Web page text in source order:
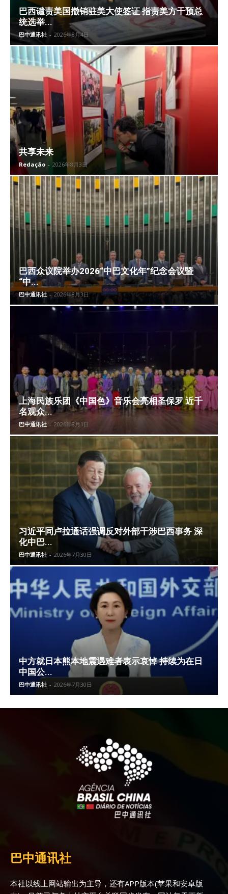
巴西谴责美国撤销驻美大使签证 指责美方干预总
统选举...
巴中通讯社 - 2026年8月4日
共享未来
Redação - 2026年8月3日
巴西众议院举办2026“中巴文化年”纪念会议暨
“中...
巴中通讯社 - 2026年8月3日
上海民族乐团《中国色》音乐会亮相圣保罗 近千
名观众...
巴中通讯社 - 2026年8月1日
习近平同卢拉通话强调反对外部干涉巴西事务 深
化中巴...
巴中通讯社 - 2026年7月30日
中方就日本熊本地震遇难者表示哀悼 持续为在日
中国公...
巴中通讯社 - 2026年7月30日
巴中通讯社
本社以线上网站输出为主导，还有APP版本(苹果和安卓版